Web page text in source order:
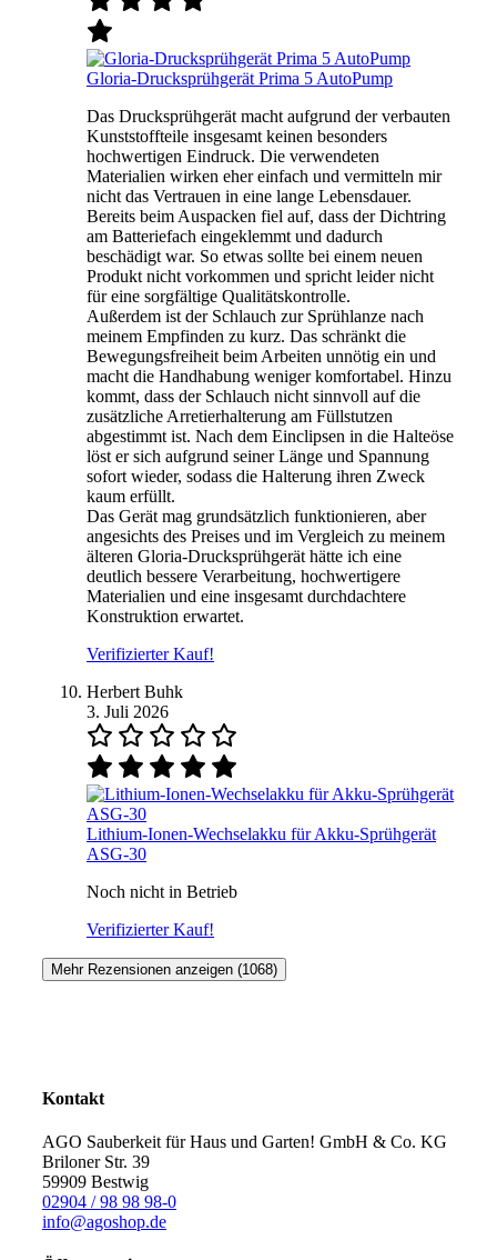
Gloria-Drucksprühgerät Prima 5 AutoPump
Das Drucksprühgerät macht aufgrund der verbauten
Kunststoffteile insgesamt keinen besonders
hochwertigen Eindruck. Die verwendeten
Materialien wirken eher einfach und vermitteln mir
nicht das Vertrauen in eine lange Lebensdauer.
Bereits beim Auspacken fiel auf, dass der Dichtring
am Batteriefach eingeklemmt und dadurch
beschädigt war. So etwas sollte bei einem neuen
Produkt nicht vorkommen und spricht leider nicht
für eine sorgfältige Qualitätskontrolle.
Außerdem ist der Schlauch zur Sprühlanze nach
meinem Empfinden zu kurz. Das schränkt die
Bewegungsfreiheit beim Arbeiten unnötig ein und
macht die Handhabung weniger komfortabel. Hinzu
kommt, dass der Schlauch nicht sinnvoll auf die
zusätzliche Arretierhalterung am Füllstutzen
abgestimmt ist. Nach dem Einclipsen in die Halteöse
löst er sich aufgrund seiner Länge und Spannung
sofort wieder, sodass die Halterung ihren Zweck
kaum erfüllt.
Das Gerät mag grundsätzlich funktionieren, aber
angesichts des Preises und im Vergleich zu meinem
älteren Gloria-Drucksprühgerät hätte ich eine
deutlich bessere Verarbeitung, hochwertigere
Materialien und eine insgesamt durchdachtere
Konstruktion erwartet.
Verifizierter Kauf!
Herbert Buhk
3. Juli 2026
Lithium-Ionen-Wechselakku für Akku-Sprühgerät
ASG-30
Noch nicht in Betrieb
Verifizierter Kauf!
Mehr Rezensionen anzeigen (1068)
Kontakt
AGO Sauberkeit für Haus und Garten! GmbH & Co. KG
Briloner Str. 39
59909 Bestwig
02904 / 98 98 98-0
info@agoshop.de